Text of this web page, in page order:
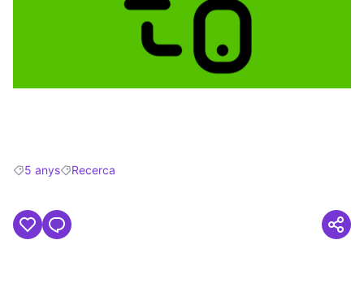
Resultats en filtrar per: 5 anys
5 anysResultats en filtrar per: Recerca
Recerca